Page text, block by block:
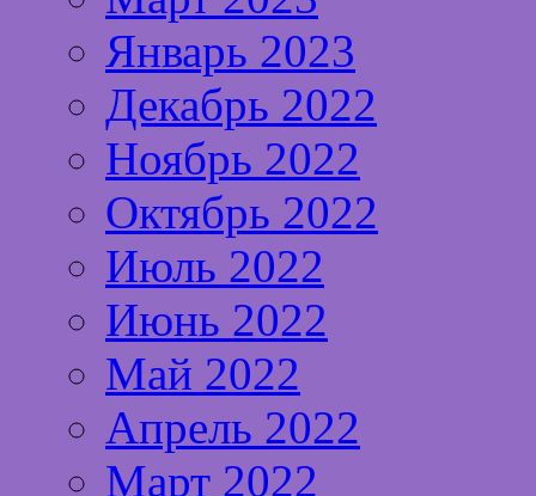
Январь 2023
Декабрь 2022
Ноябрь 2022
Октябрь 2022
Июль 2022
Июнь 2022
Май 2022
Апрель 2022
Март 2022